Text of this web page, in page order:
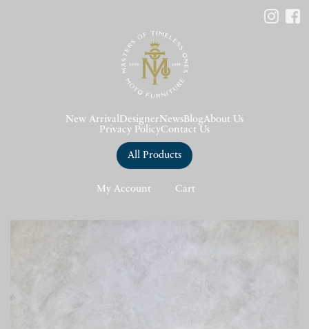
New Arrival DesignerNews BlogAbout Us
Privacy PolicyContact Us
All Products
My Account Cart